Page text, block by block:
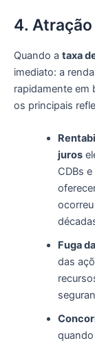
4.
Quando a taxa
imediato: a
rapidamente em
os principais
juros
CDBs
Fuga
das
quando